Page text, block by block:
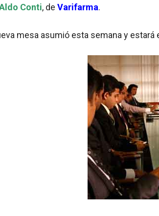
Conti, de Varifarma.
mesa asumió esta semana y